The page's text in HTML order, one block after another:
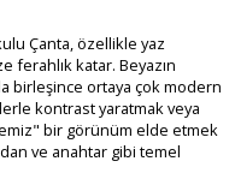
Çanta, özellikle yaz
ferahlık katar. Beyazın
birleşince ortaya çok modern
kontrast yaratmak veya
bir görünüm elde etmek
ve anahtar gibi temel